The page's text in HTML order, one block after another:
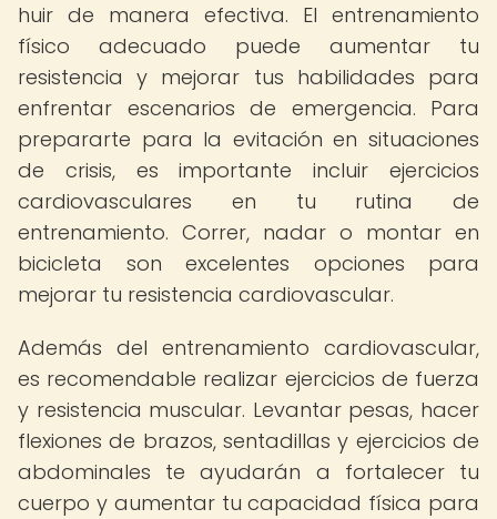
huir de manera efectiva. El entrenamiento
físico adecuado puede aumentar tu
resistencia y mejorar tus habilidades para
enfrentar escenarios de emergencia. Para
prepararte para la evitación en situaciones
de crisis, es importante incluir ejercicios
cardiovasculares en tu rutina de
entrenamiento. Correr, nadar o montar en
bicicleta son excelentes opciones para
mejorar tu resistencia cardiovascular.
Además del entrenamiento cardiovascular,
es recomendable realizar ejercicios de fuerza
y resistencia muscular. Levantar pesas, hacer
flexiones de brazos, sentadillas y ejercicios de
abdominales te ayudarán a fortalecer tu
cuerpo y aumentar tu capacidad física para